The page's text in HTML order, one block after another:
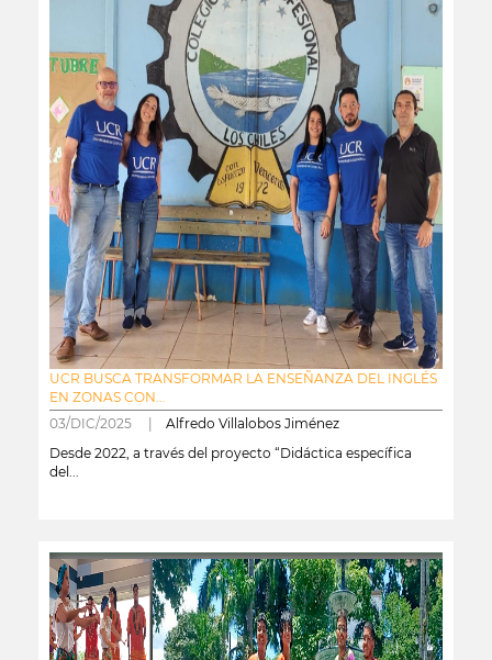
UCR BUSCA TRANSFORMAR LA ENSEÑANZA DEL INGLÉS
EN ZONAS CON...
03/DIC/2025 | Alfredo Villalobos Jiménez
Desde 2022, a través del proyecto “Didáctica específica
del...